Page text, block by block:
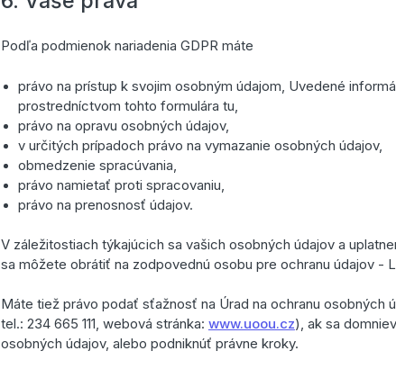
Podľa podmienok nariadenia GDPR máte
právo na prístup k svojim osobným údajom, Uvedené
prostredníctvom tohto formulára tu,
právo na opravu osobných údajov,
v určitých prípadoch právo na vymazanie osobných údajov,
obmedzenie spracúvania,
právo namietať proti spracovaniu,
právo na prenosnosť údajov.
V záležitostiach týkajúcich sa vašich osobných údajov a
sa môžete obrátiť na zodpovednú osobu pre ochranu údajov -
Máte tiež právo podať sťažnosť na Úrad na ochranu osobných
tel.: 234 665 111, webová stránka: www.uoou.cz), ak sa
osobných údajov, alebo podniknúť právne kroky.